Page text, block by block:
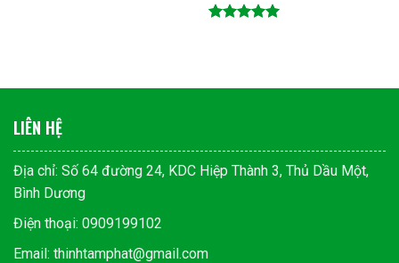
LIÊN HỆ
Địa chỉ: Số 64 đường 24, KDC Hiệp Thành 3, Thủ Dầu Một,
Bình Dương
Điện thoại: 0909199102
Email: thinhtamphat@gmail.com